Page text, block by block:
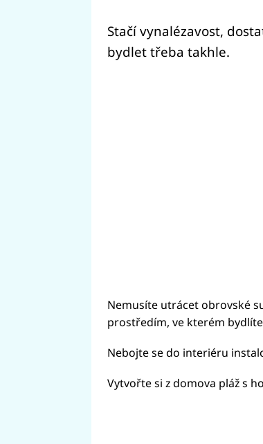
Stačí vynalézavost,
bydlet třeba takhle.
Nemusíte utrácet obrovské
prostředím, ve kterém
Nebojte se do interiéru
Vytvořte si z domova pláž s